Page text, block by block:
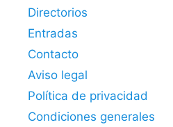
Directorios
Entradas
Contacto
Aviso legal
Política de privacidad
Condiciones generales